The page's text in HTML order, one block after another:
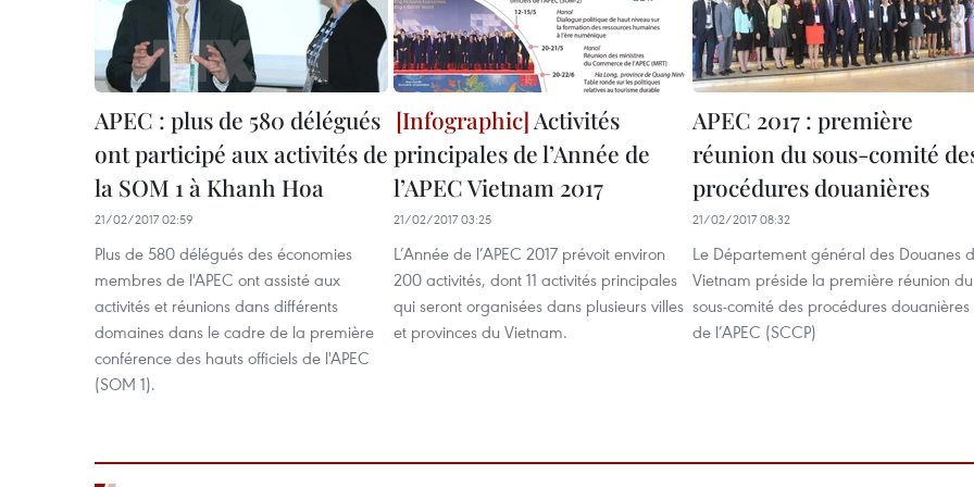
APEC : plus de 580 délégués
ont participé aux activités de
la SOM 1 à Khanh Hoa
21/02/2017 02:59
Plus de 580 délégués des économies
membres de l'APEC ont assisté aux
activités et réunions dans différents
domaines dans le cadre de la première
conférence des hauts officiels de l'APEC
(SOM 1).
Activités
principales de l’Année de
l’APEC Vietnam 2017
21/02/2017 03:25
L’Année de l’APEC 2017 prévoit environ
200 activités, dont 11 activités principales
qui seront organisées dans plusieurs villes
et provinces du Vietnam.
APEC 2017 : première
réunion du sous-comité
procédures douanières
21/02/2017 08:32
Le Département général des Douanes
Vietnam préside la première réunion du
sous-comité des procédures douanières
de l’APEC (SCCP)